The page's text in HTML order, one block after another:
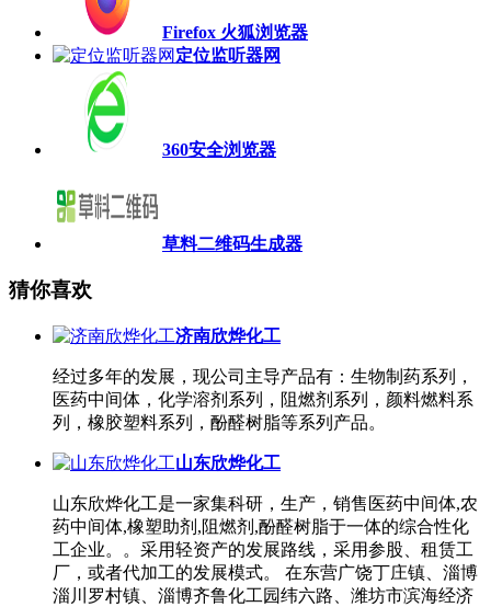
Firefox 火狐浏览器
定位监听器网
360安全浏览器
草料二维码生成器
猜你喜欢
济南欣烨化工
经过多年的发展，现公司主导产品有：生物制药系列，
医药中间体，化学溶剂系列，阻燃剂系列，颜料燃料系
列，橡胶塑料系列，酚醛树脂等系列产品。
山东欣烨化工
山东欣烨化工是一家集科研，生产，销售医药中间体,农
药中间体,橡塑助剂,阻燃剂,酚醛树脂于一体的综合性化
工企业。。采用轻资产的发展路线，采用参股、租赁工
厂，或者代加工的发展模式。 在东营广饶丁庄镇、淄博
淄川罗村镇、淄博齐鲁化工园纬六路、潍坊市滨海经济